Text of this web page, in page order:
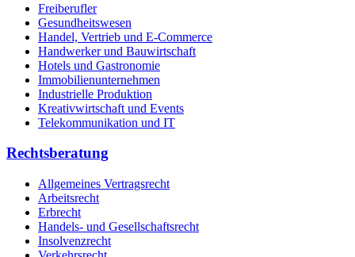
Freiberufler
Gesundheitswesen
Handel, Vertrieb und E-Commerce
Handwerker und Bauwirtschaft
Hotels und Gastronomie
Immobilienunternehmen
Industrielle Produktion
Kreativwirtschaft und Events
Telekommunikation und IT
Rechtsberatung
Allgemeines Vertragsrecht
Arbeitsrecht
Erbrecht
Handels- und Gesellschaftsrecht
Insolvenzrecht